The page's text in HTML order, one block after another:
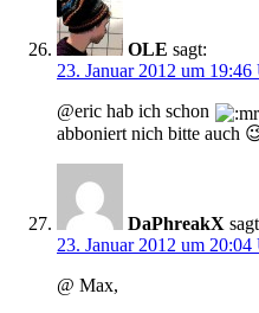
OLE sagt:
23. Januar 2012 um 19:46
@eric hab ich schon
abboniert nich bitte auch
DaPhreakX
23. Januar 2012 um 20:04
@ Max,